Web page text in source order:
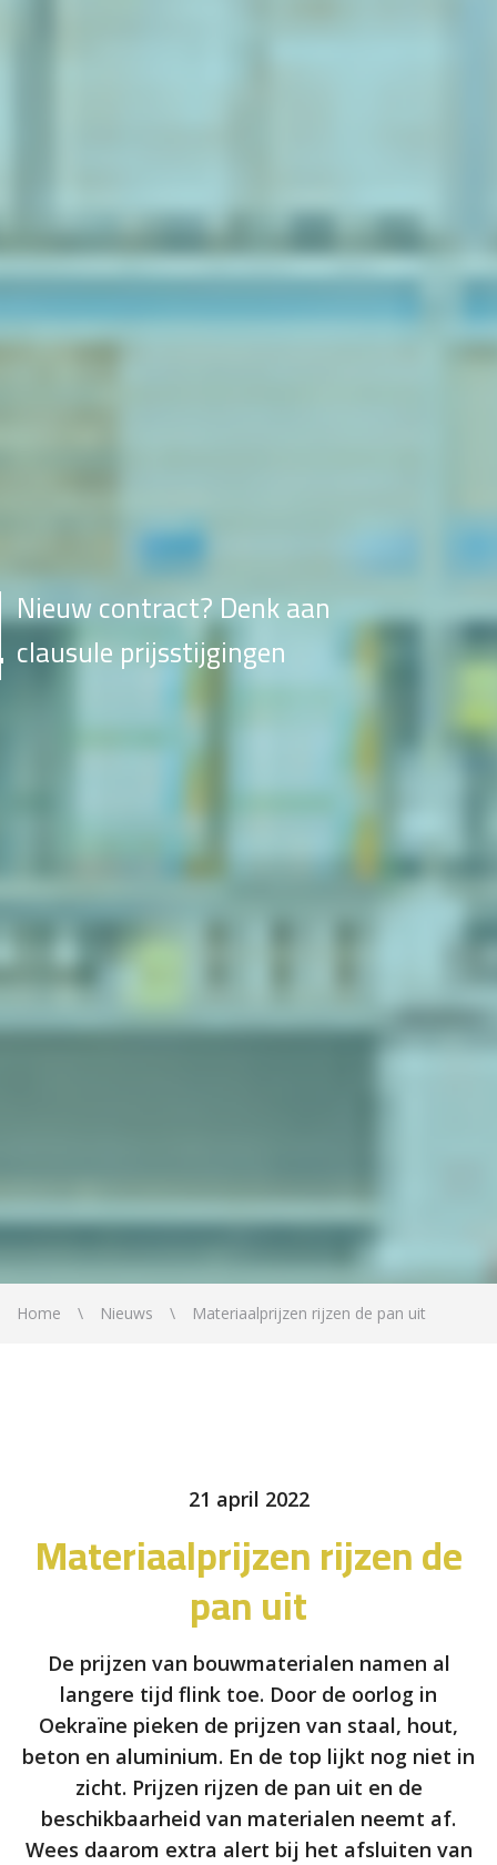
Nieuw contract? Denk aan
clausule prijsstijgingen
Home Nieuws Materiaalprijzen rijzen de pan uit
21 april 2022
Materiaalprijzen rijzen de
pan uit
De prijzen van bouwmaterialen namen al
langere tijd flink toe. Door de oorlog in
Oekraïne pieken de prijzen van staal, hout,
beton en aluminium. En de top lijkt nog niet in
zicht. Prijzen rijzen de pan uit en de
beschikbaarheid van materialen neemt af.
Wees daarom extra alert bij het afsluiten van